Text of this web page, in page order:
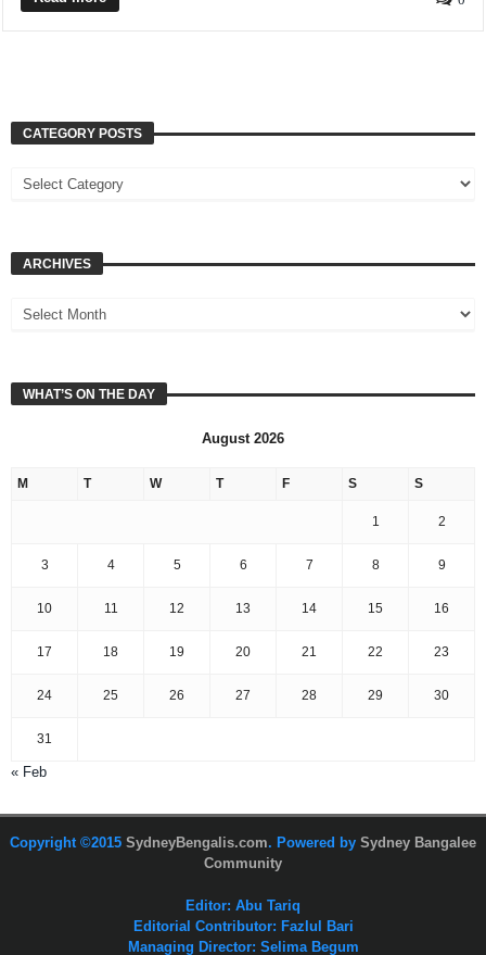
CATEGORY POSTS
ARCHIVES
WHAT’S ON THE DAY
August 2026
M T W T F S S
1 2
3 4 5 6 7 8 9
10 11 12 13 14 15 16
17 18 19 20 21 22 23
24 25 26 27 28 29 30
31
« Feb
Copyright ©2015 SydneyBengalis.com. Powered by Sydney Bangalee
Community
Editor: Abu Tariq
Editorial Contributor: Fazlul Bari
Managing Director: Selima Begum